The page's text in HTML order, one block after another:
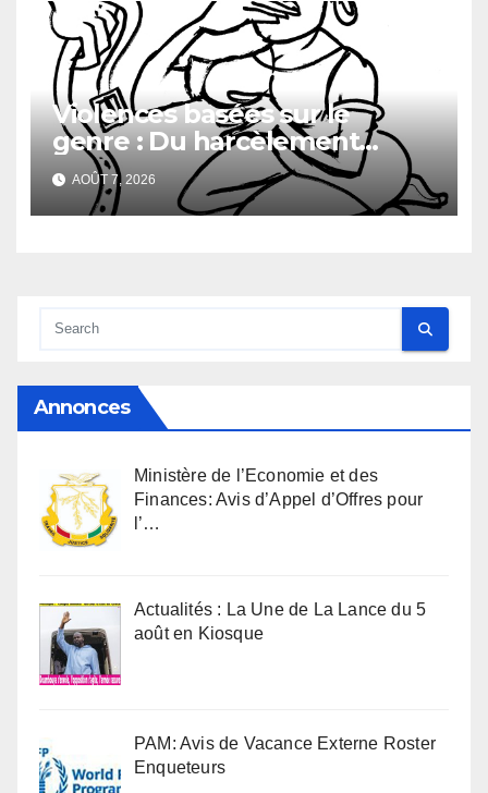
Générale du Budget
Violences basées sur le
genre : Du harcèlement
sexuel
AOÛT 7, 2026
Annonces
Ministère de l’Economie et des
Finances: Avis d’Appel d’Offres pour
l’…
Actualités : La Une de La Lance du 5
août en Kiosque
PAM: Avis de Vacance Externe Roster
Enqueteurs